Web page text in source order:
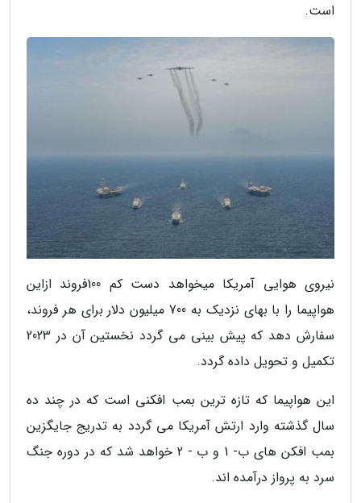
است.
نیروی هوایی آمریکا میخواهد دست کم 100فروند ازاین
هواپیما را با بهای نزدیک به 700 میلیون دلار برای هر فروند،
سفارش دهد که پیش بینی می گردد نخستین آن در 2023
تکمیل و تحویل داده گردد.
این هواپیما که تازه ترین بمب افکنی است که در چند ده
سال گذشته وارد ارتش آمریکا می گردد به تدریج جایگزین
بمب افکن های ب- 1 و ب - 2 خواهد شد که در دوره جنگ
سرد به پرواز درآمده اند.